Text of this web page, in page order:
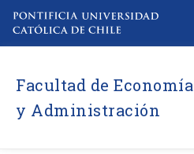
Facultad de Economía
y Administración